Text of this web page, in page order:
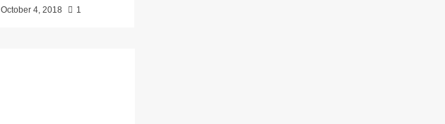
October 4, 2018 1